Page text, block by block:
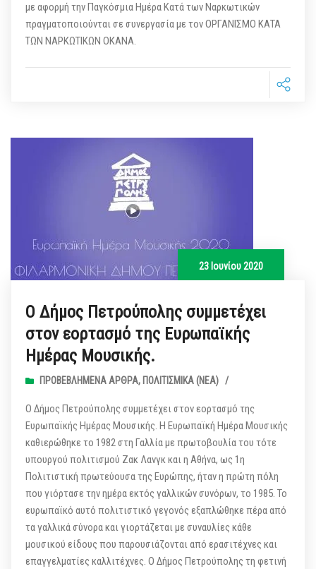
με αφορμή την Παγκόσμια Ημέρα Κατά των Ναρκωτικών
πραγματοποιούνται σε συνεργασία με τον ΟΡΓΑΝΙΣΜΟ ΚΑΤΑ
ΤΩΝ ΝΑΡΚΩΤΙΚΩΝ ΟΚΑΝΑ.
23 Ιουνίου 2020
Ο Δήμος Πετρούπολης συμμετέχει
στον εορτασμό της Ευρωπαϊκής
Ημέρας Μουσικής.
ΠΡΟΒΕΒΛΗΜΈΝΑ ΆΡΘΡΑ, ΠΟΛΙΤΙΣΜΙΚΆ (ΝΕΑ) /
Ο Δήμος Πετρούπολης συμμετέχει στον εορτασμό της
Ευρωπαϊκής Ημέρας Μουσικής. Η Ευρωπαϊκή Ημέρα Μουσικής
καθιερώθηκε το 1982 στη Γαλλία με πρωτοβουλία του τότε
υπουργού πολιτισμού Ζακ Λανγκ και η Αθήνα, ως 1η
Πολιτιστική πρωτεύουσα της Ευρώπης, ήταν η πρώτη πόλη
που γιόρτασε την ημέρα εκτός γαλλικών συνόρων, το 1985. Το
ευρωπαϊκό αυτό πολιτιστικό γεγονός εξαπλώθηκε πέρα από
τα γαλλικά σύνορα και γιορτάζεται με συναυλίες κάθε
μουσικού είδους που παρουσιάζονται από ερασιτέχνες και
επαγγελματίες καλλιτέχνες. Ο Δήμος Πετρούπολης τη φετινή